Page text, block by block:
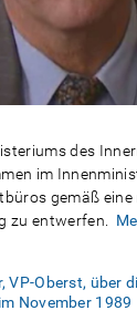
des
im
gemäß eine
zu entwerfen.
VP-Oberst, über
November 1989